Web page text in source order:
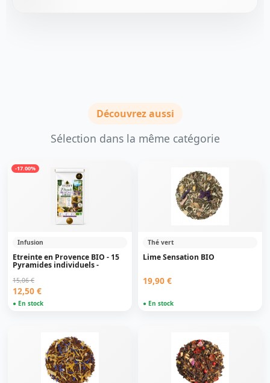
Découvrez aussi
Sélection dans la même catégorie
-17.00%
Infusion
Etreinte en Provence BIO - 15
Pyramides individuels -
15,06 €
12,50 €
● En stock
Thé vert
Lime Sensation BIO
19,90 €
● En stock